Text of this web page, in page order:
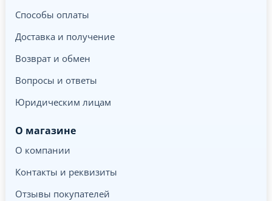
Способы оплаты
Доставка и получение
Возврат и обмен
Вопросы и ответы
Юридическим лицам
О магазине
О компании
Контакты и реквизиты
Отзывы покупателей